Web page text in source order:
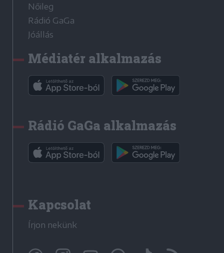
Nőileg
Rádió GaGa
Jóállás
Médiatér alkalmazás
Rádió GaGa alkalmazás
Kapcsolat
Írjon nekünk